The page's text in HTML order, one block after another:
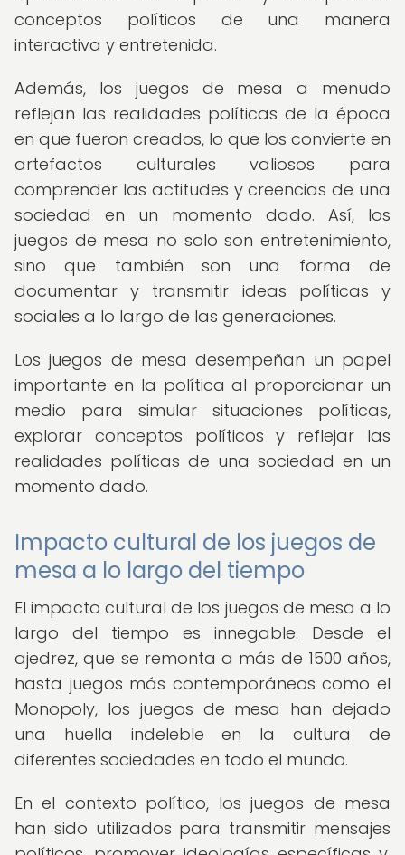
conceptos políticos de una manera
interactiva y entretenida.
Además, los juegos de mesa a menudo
reflejan las realidades políticas de la época
en que fueron creados, lo que los convierte en
artefactos culturales valiosos para
comprender las actitudes y creencias de una
sociedad en un momento dado. Así, los
juegos de mesa no solo son entretenimiento,
sino que también son una forma de
documentar y transmitir ideas políticas y
sociales a lo largo de las generaciones.
Los juegos de mesa desempeñan un papel
importante en la política al proporcionar un
medio para simular situaciones políticas,
explorar conceptos políticos y reflejar las
realidades políticas de una sociedad en un
momento dado.
Impacto cultural de los juegos de
mesa a lo largo del tiempo
El impacto cultural de los juegos de mesa a lo
largo del tiempo es innegable. Desde el
ajedrez, que se remonta a más de 1500 años,
hasta juegos más contemporáneos como el
Monopoly, los juegos de mesa han dejado
una huella indeleble en la cultura de
diferentes sociedades en todo el mundo.
En el contexto político, los juegos de mesa
han sido utilizados para transmitir mensajes